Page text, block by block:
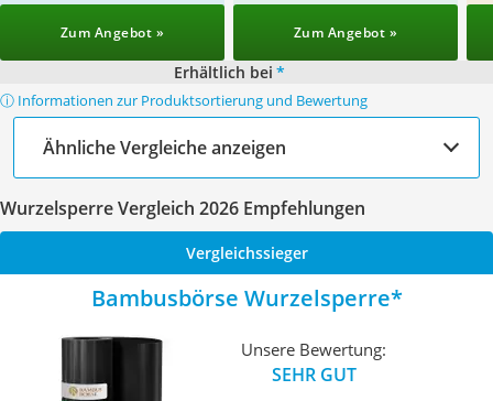
Zum Angebot » Zum Angebot »
Erhältlich bei *
ⓘ Informationen zur Produktsortierung und Bewertung
Ähnliche Vergleiche anzeigen
Wurzelsperre Vergleich 2026 Empfehlungen
Vergleichssieger
Bambusbörse Wurzelsperre
Unsere Bewertung:
SEHR GUT